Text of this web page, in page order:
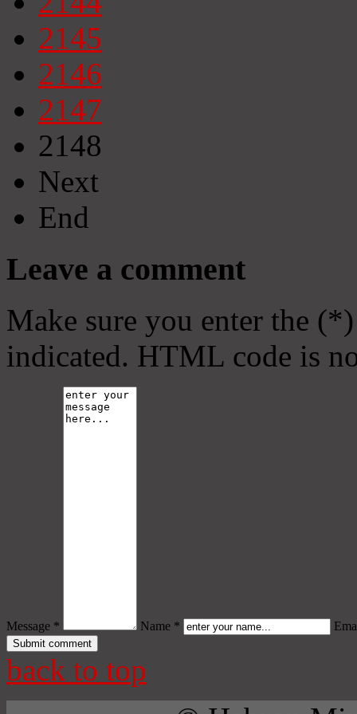
2145
2146
2147
2148
Next
End
Leave a comment
Make sure you enter the
indicated. HTML code is
Message * Name *
back to top